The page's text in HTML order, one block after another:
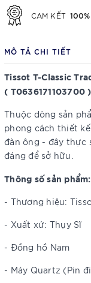
CAM KẾT
MÔ TẢ CHI TIẾT
Tissot T-Classic
( T0636171103700 )
Thuộc dòng sản
phong cách thiết
đàn ông - đây thực
đáng để sở hữu.
Thông số sản phẩm:
- Thương hiệu:
- Xuất xứ: Thụy Sĩ
- Đồng hồ Nam
- Máy Quartz (Pin